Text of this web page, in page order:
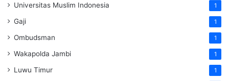
Universitas Muslim Indonesia 1
Gaji 1
Ombudsman 1
Wakapolda Jambi 1
Luwu Timur 1